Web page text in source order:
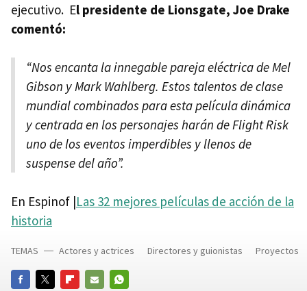
ejecutivo. El presidente de Lionsgate, Joe Drake
comentó:
“Nos encanta la innegable pareja eléctrica de Mel
Gibson y Mark Wahlberg. Estos talentos de clase
mundial combinados para esta película dinámica
y centrada en los personajes harán de Flight Risk
uno de los eventos imperdibles y llenos de
suspense del año”.
En Espinof |Las 32 mejores películas de acción de la
historia
TEMAS Actores y actrices Directores y guionistas Proyectos